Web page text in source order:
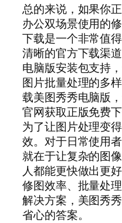
总的来说，如果你
办公双场景使用的
下载是一个非常值
清晰的官方下载渠
电脑版安装包支持
图片批量处理的多
载美图秀秀电脑版
官网获取正版免费
为了让图片处理变
效。对于日常使用
就在于让复杂的图
人都能更快做出更
修图效率、批量处
解决方案，美图秀
省心的答案。